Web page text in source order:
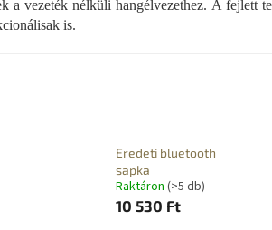
a vezeték nélküli hangélvezethez. A fejlett
is.
Eredeti bluetooth
sapka
Raktáron (>5 db)
10 530 Ft